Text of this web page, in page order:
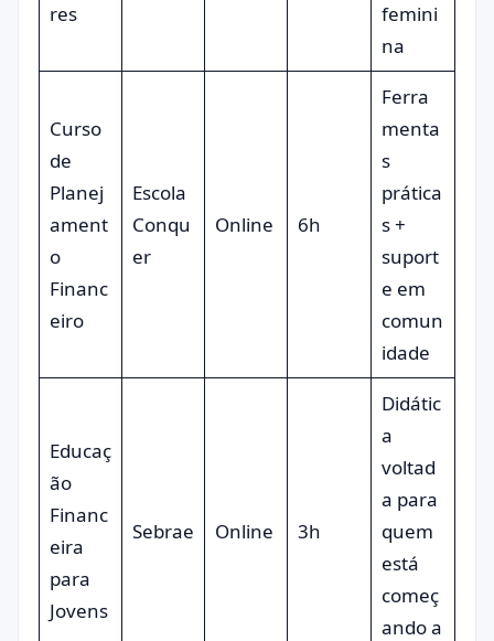
res
femini
na
Curso
de
Planej
ament
o
Financ
eiro
Escola
Conqu
er
Online 6h
Ferra
menta
s
prática
s +
suport
e em
comun
idade
Educaç
ão
Financ
eira
para
Jovens
Sebrae Online 3h
Didátic
a
voltad
a para
quem
está
começ
ando a